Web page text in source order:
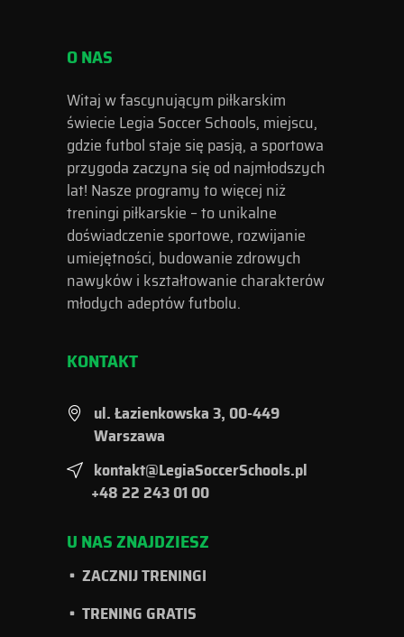
O NAS
Witaj w fascynującym piłkarskim
świecie Legia Soccer Schools, miejscu,
gdzie futbol staje się pasją, a sportowa
przygoda zaczyna się od najmłodszych
lat! Nasze programy to więcej niż
treningi piłkarskie – to unikalne
doświadczenie sportowe, rozwijanie
umiejętności, budowanie zdrowych
nawyków i kształtowanie charakterów
młodych adeptów futbolu.
KONTAKT
ul. Łazienkowska 3, 00-449
Warszawa
kontakt@LegiaSoccerSchools.pl
+48 22 243 01 00
U NAS ZNAJDZIESZ
ZACZNIJ TRENINGI
TRENING GRATIS